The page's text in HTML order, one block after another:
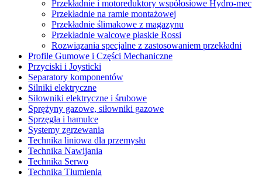
Przekładnie i motoreduktory współosiowe Hydro-mec
Przekładnie na ramie montażowej
Przekładnie ślimakowe z magazynu
Przekładnie walcowe płaskie Rossi
Rozwiązania specjalne z zastosowaniem przekładni
Profile Gumowe i Części Mechaniczne
Przyciski i Joysticki
Separatory komponentów
Silniki elektryczne
Siłowniki elektryczne i śrubowe
Sprężyny gazowe, siłowniki gazowe
Sprzęgła i hamulce
Systemy zgrzewania
Technika liniowa dla przemysłu
Technika Nawijania
Technika Serwo
Technika Tłumienia